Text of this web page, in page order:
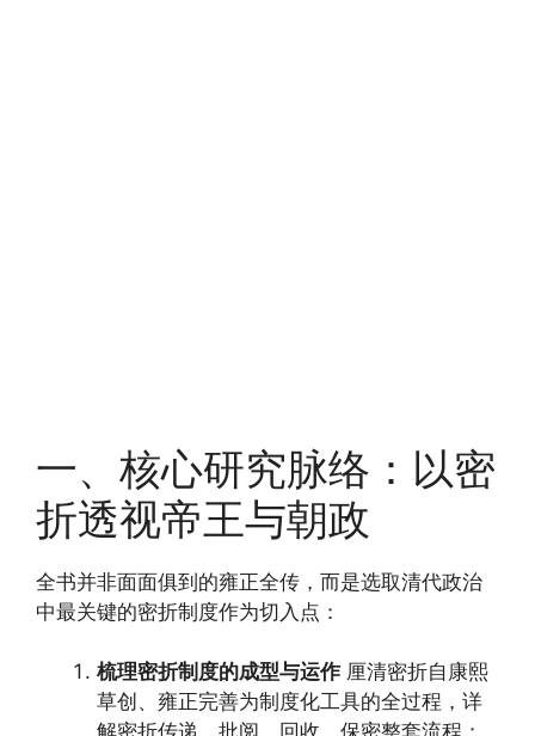
一、核心研究脉络：以密
折透视帝王与朝政
全书并非面面俱到的雍正全传，而是选取清代政治
中最关键的密折制度作为切入点：
梳理密折制度的成型与运作厘清密折自康熙
草创、雍正完善为制度化工具的全过程，详